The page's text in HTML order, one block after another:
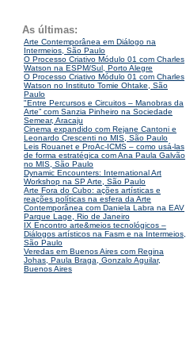
As últimas:
Arte Contemporânea em Diálogo na
Intermeios, São Paulo
O Processo Criativo Módulo 01 com Charles
Watson na ESPM/Sul, Porto Alegre
O Processo Criativo Módulo 01 com Charles
Watson no Instituto Tomie Ohtake, São
Paulo
"Entre Percursos e Circuitos – Manobras da
Arte” com Sanzia Pinheiro na Sociedade
Semear, Aracaju
Cinema expandido com Rejane Cantoni e
Leonardo Crescenti no MIS, São Paulo
Leis Rouanet e ProAc-ICMS – como usá-las
de forma estratégica com Ana Paula Galvão
no MIS, São Paulo
Dynamic Encounters: International Art
Workshop na SP Arte, São Paulo
Arte Fora do Cubo: ações artísticas e
reações políticas na esfera da Arte
Contemporânea com Daniela Labra na EAV
Parque Lage, Rio de Janeiro
IX Encontro arte&meios tecnológicos –
Diálogos artísticos na Fasm e na Intermeios,
São Paulo
Veredas em Buenos Aires com Regina
Johas, Paula Braga, Gonzalo Aguilar,
Buenos Aires